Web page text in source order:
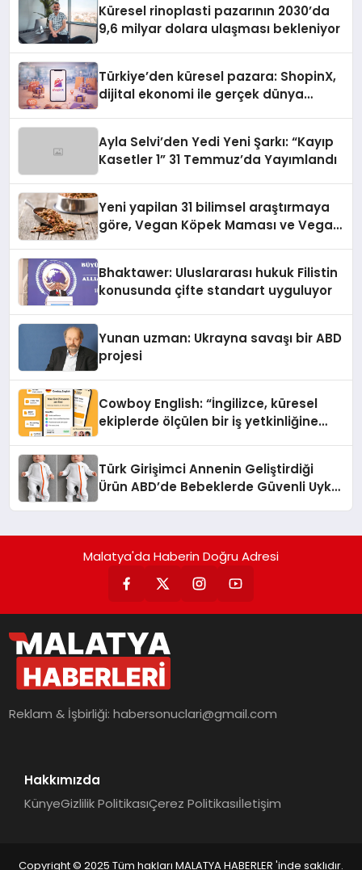
Küresel rinoplasti pazarının 2030’da
9,6 milyar dolara ulaşması bekleniyor
Türkiye’den küresel pazara: ShopinX,
dijital ekonomi ile gerçek dünya
Ayla Selvi’den Yedi Yeni Şarkı: “Kayıp
Kasetler 1” 31 Temmuz’da Yayımlandı
Yeni yapilan 31 bilimsel araştırmaya
göre, Vegan Köpek Maması ve Vegan
Bhaktawer: Uluslararası hukuk Filistin
konusunda çifte standart uyguluyor
Yunan uzman: Ukrayna savaşı bir ABD
projesi
Cowboy English: “İngilizce, küresel
ekiplerde ölçülen bir iş yetkinliğine
Türk Girişimci Annenin Geliştirdiği
Ürün ABD’de Bebeklerde Güvenli Uyku
Malatya'da Haberin Doğru Adresi
Reklam & İşbirliği:habersonuclari@gmail.com
Hakkımızda
KünyeGizlilik PolitikasıÇerez Politikasıİletişim
Copyright © 2025 Tüm hakları MALATYA HABERLER 'inde saklıdır.